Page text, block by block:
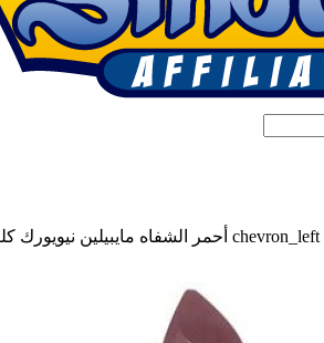
chevron_left أحمر الشفاه مايبيلين نيويورك كلر